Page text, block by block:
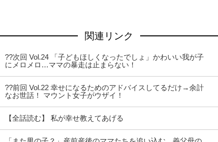
関連リンク
??次回 Vol.24 「子どもほしくなったでしょ」かわいい我が子
にメロメロ…ママの暴走は止まらない！
??前回 Vol.22 幸せになるためのアドバイスしてるだけ→余計
なお世話！ マウント女子がウザイ！
【全話読む】 私が幸せ教えてあげる